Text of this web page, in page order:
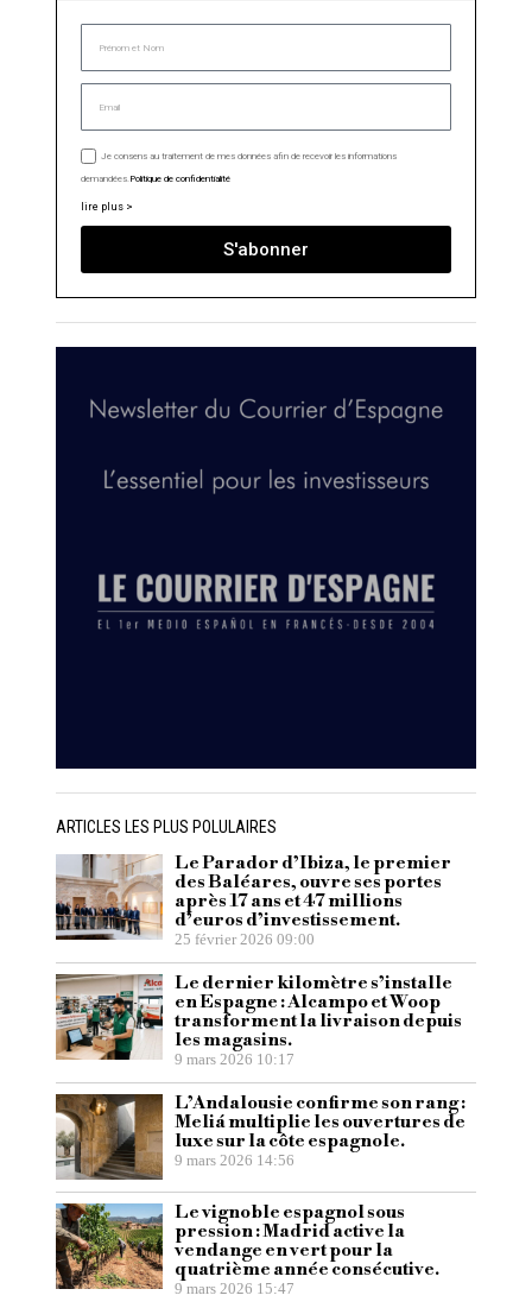
Je consens au traitement de mes données afin de recevoir les informations
demandées.Politique de confidentialité
lire plus >
S'abonner
ARTICLES LES PLUS POLULAIRES
Le Parador d’Ibiza, le premier
des Baléares, ouvre ses portes
après 17 ans et 47 millions
d’euros d’investissement.
25 février 2026 09:00
Le dernier kilomètre s’installe
en Espagne : Alcampo et Woop
transforment la livraison depuis
les magasins.
9 mars 2026 10:17
L’Andalousie confirme son rang :
Meliá multiplie les ouvertures de
luxe sur la côte espagnole.
9 mars 2026 14:56
Le vignoble espagnol sous
pression : Madrid active la
vendange en vert pour la
quatrième année consécutive.
9 mars 2026 15:47